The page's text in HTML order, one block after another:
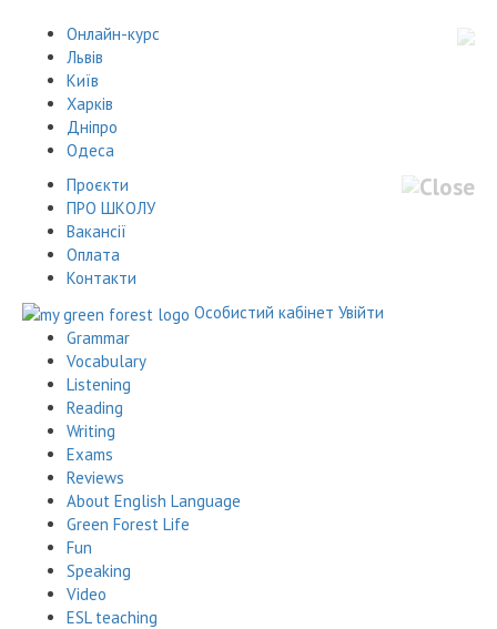
Онлайн-курс
Львів
Київ
Харків
Дніпро
Одеса
Проєкти
ПРО ШКОЛУ
Вакансії
Оплата
Контакти
Особистий кабінет Увійти
Grammar
Vocabulary
Listening
Reading
Writing
Exams
Reviews
About English Language
Green Forest Life
Fun
Speaking
Video
ESL teaching